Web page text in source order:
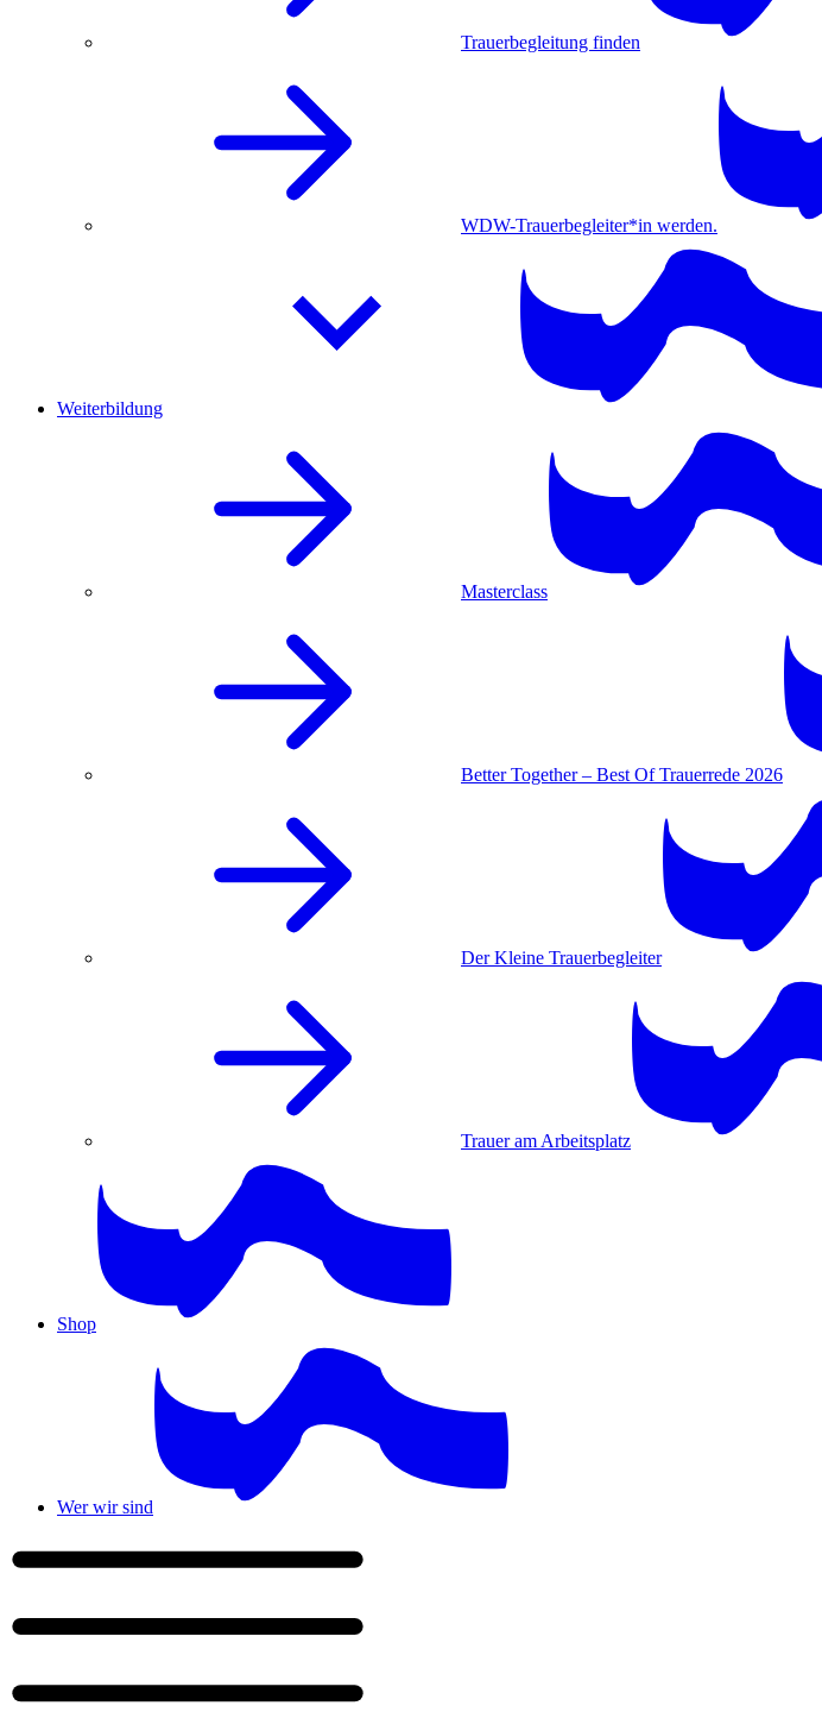
Trauerbegleitung finden
WDW-Trauerbegleiter*in werden.
Weiterbildung
Masterclass
Better Together – Best Of Trauerrede 2026
Der Kleine Trauerbegleiter
Trauer am Arbeitsplatz
Shop
Wer wir sind